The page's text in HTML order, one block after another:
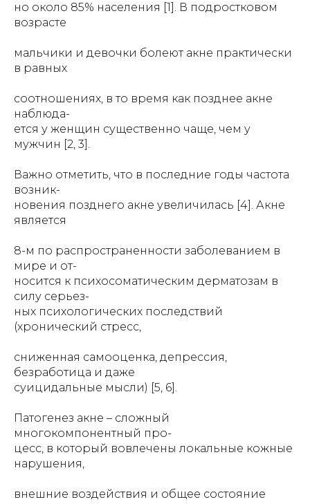
но около 85% населения [1]. В подростковом
возрасте
мальчики и девочки болеют акне практически
в равных
соотношениях, в то время как позднее акне
наблюда-
ется у женщин существенно чаще, чем у
мужчин [2, 3].
Важно отметить, что в последние годы частота
возник-
новения позднего акне увеличилась [4]. Акне
является
8-м по распространенности заболеванием в
мире и от-
носится к психосоматическим дерматозам в
силу серьез-
ных психологических последствий
(хронический стресс,
сниженная самооценка, депрессия,
безработица и даже
суицидальные мысли) [5, 6].
Патогенез акне – сложный
многокомпонентный про-
цесс, в который вовлечены локальные кожные
нарушения,
внешние воздействия и общее состояние